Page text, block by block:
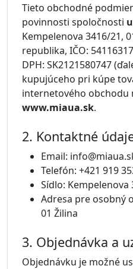
Tieto obchodné
povinnosti spoločnosti
Kempelenova 3416/21,
republika, IČO:
DPH: SK2121580747
kupujúceho pri kúpe
internetového obchodu
www.miaua.sk.
2. Kontaktné
Email:
Telefón: +421 919
Sídlo: Kempelenova
Adresa pre osobný
01 Žilina
3. Objednávka a
Objednávku je možné